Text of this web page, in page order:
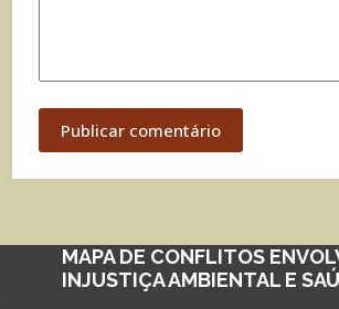
Publicar comentário
MAPA DE CONFLITOS
INJUSTIÇA AMBIENTAL E